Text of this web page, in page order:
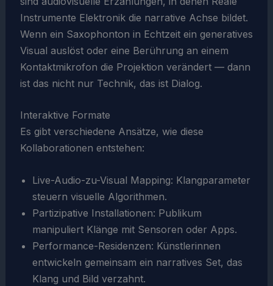
Instrumente Elektronik die narrative Achse bildet.
Wenn ein Saxophonton in Echtzeit ein generatives
Visual auslöst oder eine Berührung an einem
Kontaktmikrofon die Projektion verändert — dann
ist das nicht nur Technik, das ist Dialog.
Interaktive Formate
Es gibt verschiedene Ansätze, wie diese
Kollaborationen entstehen:
Live-Audio-zu-Visual Mapping: Klangparameter
steuern visuelle Algorithmen.
Partizipative Installationen: Publikum
manipuliert Klänge mit Sensoren oder Apps.
Performance-Residenzen: Künstlerinnen
entwickeln gemeinsam ein narratives Set, das
Klang und Bild verzahnt.